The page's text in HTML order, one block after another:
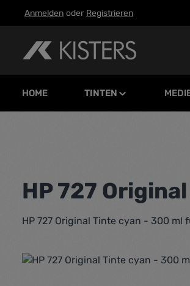
Hauptinhalt springen
Zur Suche springen
Zur Hauptnavigation springen
Anmelden oder Registrieren
HOME TINTEN
HP 727
HP 727 Original Tinte cyan - 300 ml
Bildergalerie überspringen